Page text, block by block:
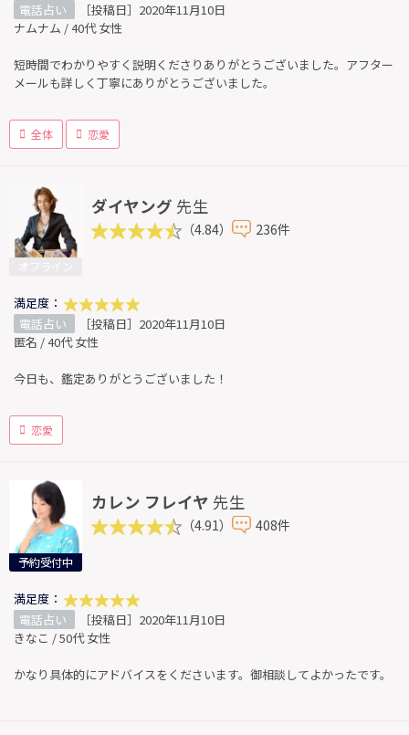
電話占い
［投稿日］2020年11月10日
ナムナム / 40代 女性
短時間でわかりやすく説明くださりありがとうございました。アフター
メールも詳しく丁寧にありがとうございました。
全体 恋愛
ダイヤング 先生
（4.84） 236件
満足度：
電話占い
［投稿日］2020年11月10日
匿名 / 40代 女性
今日も、鑑定ありがとうございました！
恋愛
予約受付中
カレン フレイヤ 先生
（4.91） 408件
満足度：
電話占い
［投稿日］2020年11月10日
きなこ / 50代 女性
かなり具体的にアドバイスをくださいます。御相談してよかったです。